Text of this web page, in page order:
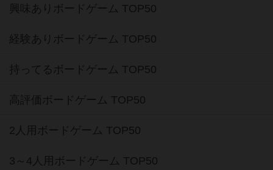
興味ありボードゲーム TOP50
経験ありボードゲーム TOP50
持ってるボードゲーム TOP50
高評価ボードゲーム TOP50
2人用ボードゲーム TOP50
3～4人用ボードゲーム TOP50